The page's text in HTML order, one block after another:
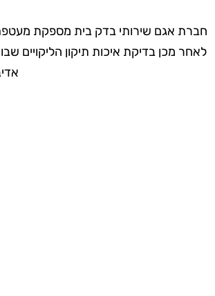
חברת אגם שירותי בדק בית מספקת
לאחר מכן בדיקת איכות תיקון הליקויים